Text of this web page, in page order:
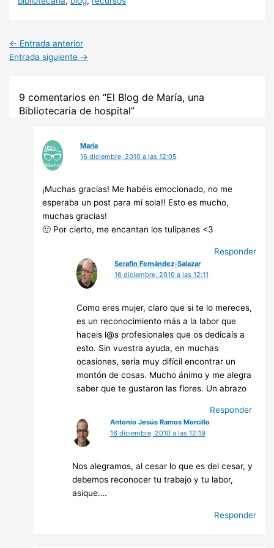
(Twitter)
← Entrada anterior
Entrada siguiente →
9 comentarios en “El Blog de María, una
Bibliotecaria de hospital”
María
16 diciembre, 2010 a las 12:05
¡Muchas gracias! Me habéis emocionado, no me
esperaba un post para mí sola!! Esto es mucho,
muchas gracias!
🙂 Por cierto, me encantan los tulipanes <3
Responder
Serafín Fernández-Salazar
16 diciembre, 2010 a las 12:11
Como eres mujer, claro que si te lo mereces,
es un reconocimiento más a la labor que
haceis l@s profesionales que os dedicaís a
esto. Sin vuestra ayuda, en muchas
ocasiones, sería muy difícil encontrar un
montón de cosas. Mucho ánimo y me alegra
saber que te gustaron las flores. Un abrazo
Responder
Antonio Jesús Ramos Morcillo
16 diciembre, 2010 a las 12:19
Nos alegramos, al cesar lo que es del cesar, y
debemos reconocer tu trabajo y tu labor,
asique….
Responder